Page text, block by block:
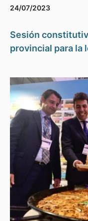
24/07/2023
Sesión
provincial para la